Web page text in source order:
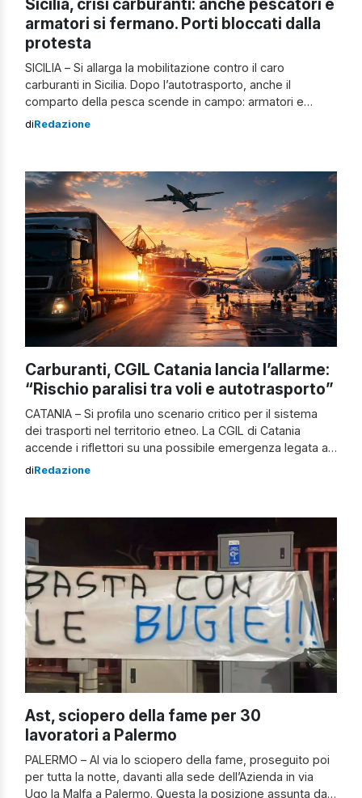
armatori si fermano. Porti bloccati dalla
protesta
SICILIA – Si allarga la mobilitazione contro il caro
carburanti in Sicilia. Dopo l’autotrasporto, anche il
comparto della pesca scende in campo: armatori e
pescatori aderiscono alla protesta nazionale, lasciando
l’Associazione Pescatori Marittimi Professionali (A.P.M.P.),
che annunciano una partecipazione sempre […]
diRedazione
Carburanti, CGIL Catania lancia l’allarme:
“Rischio paralisi tra voli e autotrasporto”
CATANIA – Si profila uno scenario critico per il sistema
dei trasporti nel territorio etneo. La CGIL di Catania
accende i riflettori su una possibile emergenza legata ai
rifornimenti di carburante che potrebbe colpire
locale. Da un lato, preoccupa la carenza […]
diRedazione
Ast, sciopero della fame per 30
lavoratori a Palermo
PALERMO – Al via lo sciopero della fame, proseguito poi
per tutta la notte, davanti alla sede dell’Azienda in via
Ugo la Malfa a Palermo. Questa la posizione assunta da